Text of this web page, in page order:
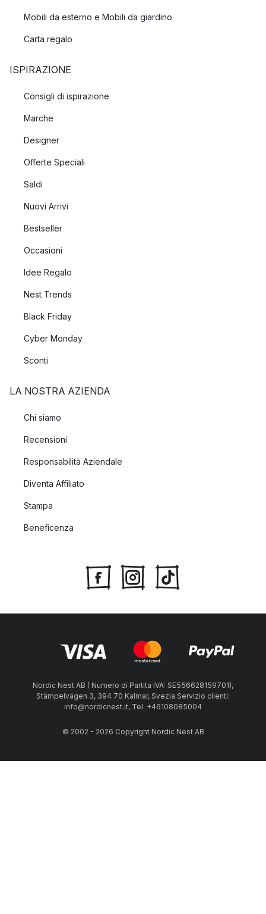
Mobili da esterno e Mobili da giardino
Carta regalo
ISPIRAZIONE
Consigli di ispirazione
Marche
Designer
Offerte Speciali
Saldi
Nuovi Arrivi
Bestseller
Occasioni
Idee Regalo
Nest Trends
Black Friday
Cyber Monday
Sconti
LA NOSTRA AZIENDA
Chi siamo
Recensioni
Responsabilità Aziendale
Diventa Affiliato
Stampa
Beneficenza
Nordic Nest AB ( Numero di Partita IVA: SE556628159701),
Stämpelvägen 3, 394 70 Kalmar, Svezia Servizio clienti:
info@nordicnest.it, Tel. +46108085004
© 2002 - 2026 Copyright Nordic Nest AB